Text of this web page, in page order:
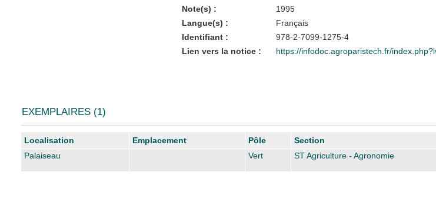
Note(s) :
1995
Langue(s) :
Français
Identifiant :
978-2-7099-1275-4
Lien vers la notice :
https://infodoc.agroparistech.fr/
EXEMPLAIRES (1)
Liste des exemplaires
Localisation Emplacement Pôle Section
Palaiseau
Vert ST Agriculture - Agronomie